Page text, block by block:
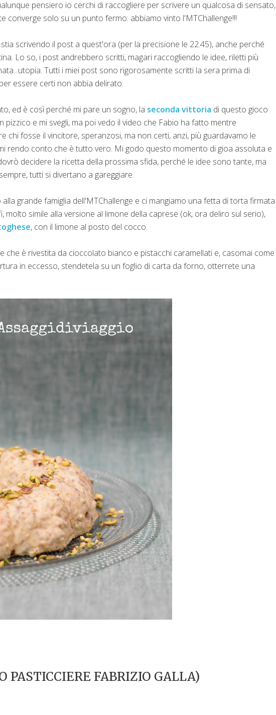
pensiero io cerchi di raccogliere per scrivere un qualcosa di sensato,
converge solo su un punto fermo: abbiamo vinto l'MTChallenge!!!
scrivendo il post a quest'ora (per la precisione le 22.45), anche perché
Lo so, i post andrebbero scritti, magari raccogliendo le idee, riletti più
Tutti i miei post sono rigorosamente scritti la sera prima di
essere certi non abbia delirato.
ed è così perché mi pare un sogno, la seconda vittoria di questo gioco
pizzico e mi svegli, ma poi vedo il video che Fabio ha fatto mentre
chi fosse il vincitore, speranzosi, ma non certi, anzi, più guardavamo le
rendo conto che è tutto vero. Mi godo questo momento di gioa assoluta e
decidere la ricetta della prossima sfida, perché le idee sono tante, ma
tutti si divertano a gareggiare.
grande famiglia dell'MTChallenge e ci mangiamo una fetta di torta firmata
molto simile alla versione al limone della caprese (ok, ora deliro sul serio),
, con il limone al posto del cocco.
che è rivestita da cioccolato bianco e pistacchi caramellati e, casomai come
in eccesso, stendetela su un foglio di carta da forno, otterrete una
PASTICCIERE FABRIZIO GALLA)